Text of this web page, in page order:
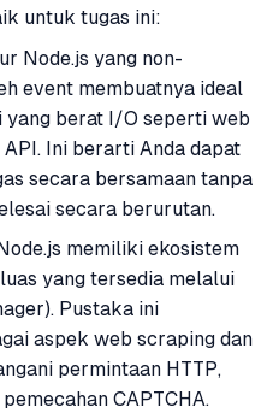
untuk tugas ini:
Node.js yang non-
event membuatnya ideal
yang berat I/O seperti web
Ini berarti Anda dapat
secara bersamaan tanpa
secara berurutan.
memiliki ekosistem
yang tersedia melalui
Pustaka ini
aspek web scraping dan
permintaan HTTP,
CAPTCHA.